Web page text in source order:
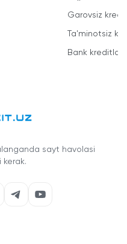
Garovsiz
Ta'minotsiz
Bank kreditlari
sayt havolasi
kerak.